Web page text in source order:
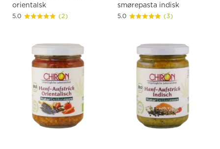
orientalsk
5.0 (2)
smørepasta indisk
5.0 (3)